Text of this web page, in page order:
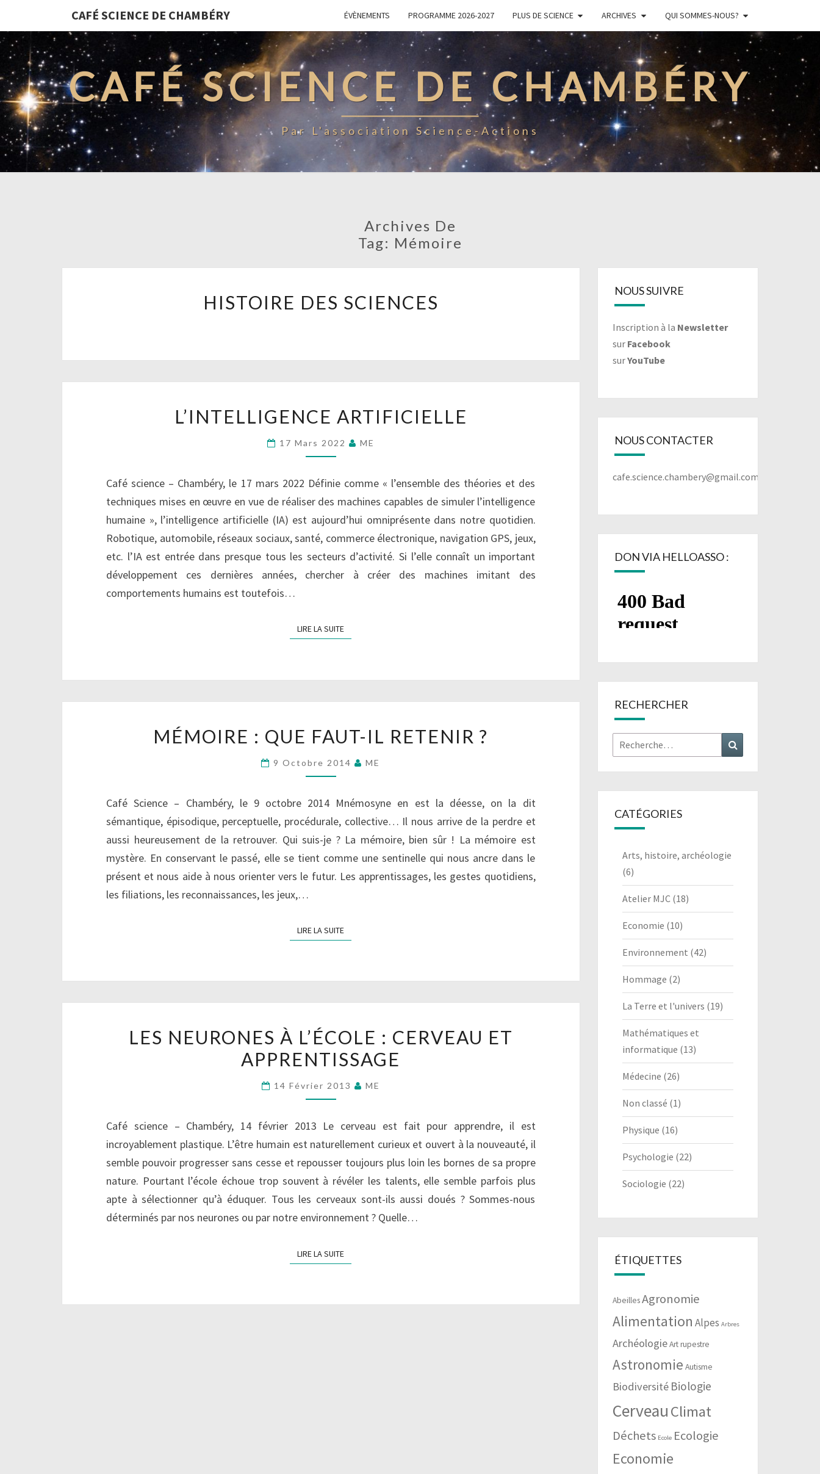
CAFÉ SCIENCE DE CHAMBÉRY ÉVÈNEMENTS PROGRAMME 2026-2027 PLUS DE SCIENCE ARCHIVES QUI SOMMES-NOUS?
CAFÉ SCIENCE DE CHAMBÉRY
Par L'association Science-Actions
Archives De
Tag: Mémoire
DES
HISTOIRE DES SCIENCES
ARTIFICIELLE
L’INTELLIGENCE ARTIFICIELLE
17 Mars 2022 ME
Café science – Chambéry, le 17 mars 2022 Définie comme « l’ensemble des théories et des
techniques mises en œuvre en vue de réaliser des machines capables de simuler l’intelligence
humaine », l’intelligence artificielle (IA) est aujourd’hui omniprésente dans notre quotidien.
Robotique, automobile, réseaux sociaux, santé, commerce électronique, navigation GPS, jeux,
etc. l’IA est entrée dans presque tous les secteurs d’activité. Si l’elle connaît un important
développement ces dernières années, chercher à créer des machines imitant des
comportements humains est toutefois…
LIRE LA SUITELIRE LA SUITE
:
QUE
FAUT-
MÉMOIRE : QUE FAUT-IL RETENIR ?
9 Octobre 2014 ME
Café Science – Chambéry, le 9 octobre 2014 Mnémosyne en est la déesse, on la dit
sémantique, épisodique, perceptuelle, procédurale, collective… Il nous arrive de la perdre et
aussi heureusement de la retrouver. Qui suis-je ? La mémoire, bien sûr ! La mémoire est
mystère. En conservant le passé, elle se tient comme une sentinelle qui nous ancre dans le
présent et nous aide à nous orienter vers le futur. Les apprentissages, les gestes quotidiens,
les filiations, les reconnaissances, les jeux,…
LIRE LA SUITELIRE LA SUITE
NEURONES
À
:
ET
APPRENTISSAGE
LES NEURONES À L’ÉCOLE : CERVEAU ET
APPRENTISSAGE
14 Février 2013 ME
Café science – Chambéry, 14 février 2013 Le cerveau est fait pour apprendre, il est
incroyablement plastique. L’être humain est naturellement curieux et ouvert à la nouveauté, il
semble pouvoir progresser sans cesse et repousser toujours plus loin les bornes de sa propre
nature. Pourtant l’école échoue trop souvent à révéler les talents, elle semble parfois plus
apte à sélectionner qu’à éduquer. Tous les cerveaux sont-ils aussi doués ? Sommes-nous
déterminés par nos neurones ou par notre environnement ? Quelle…
LIRE LA SUITELIRE LA SUITE
NOUS SUIVRE
Inscription à la Newsletter
sur Facebook
surYouTube
NOUS CONTACTER
cafe.science.chambery@gmail.com
DON VIA HELLOASSO :
RECHERCHER
Rechercher :
CATÉGORIES
Arts, histoire, archéologie
(6)
Atelier MJC(18)
Economie (10)
Environnement (42)
Hommage (2)
La Terre et l'univers (19)
Mathématiques et
informatique (13)
Médecine (26)
Non classé (1)
Physique (16)
Psychologie (22)
Sociologie (22)
ÉTIQUETTES
Abeilles Agronomie
Alimentation Alpes Arbres
Archéologie Art rupestre
Astronomie Autisme
Biodiversité Biologie
CerveauClimat
Déchets Ecole Ecologie
Economie